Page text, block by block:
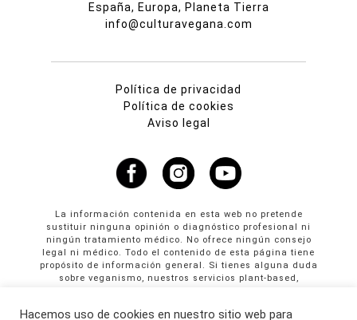
España, Europa, Planeta Tierra
info@culturavegana.com
Política de privacidad
Política de cookies
Aviso legal
La información contenida en esta web no pretende
sustituir ninguna opinión o diagnóstico profesional ni
ningún tratamiento médico. No ofrece ningún consejo
legal ni médico. Todo el contenido de esta página tiene
propósito de información general. Si tienes alguna duda
sobre veganismo, nuestros servicios plant-based,
Hacemos uso de cookies en nuestro sitio web para